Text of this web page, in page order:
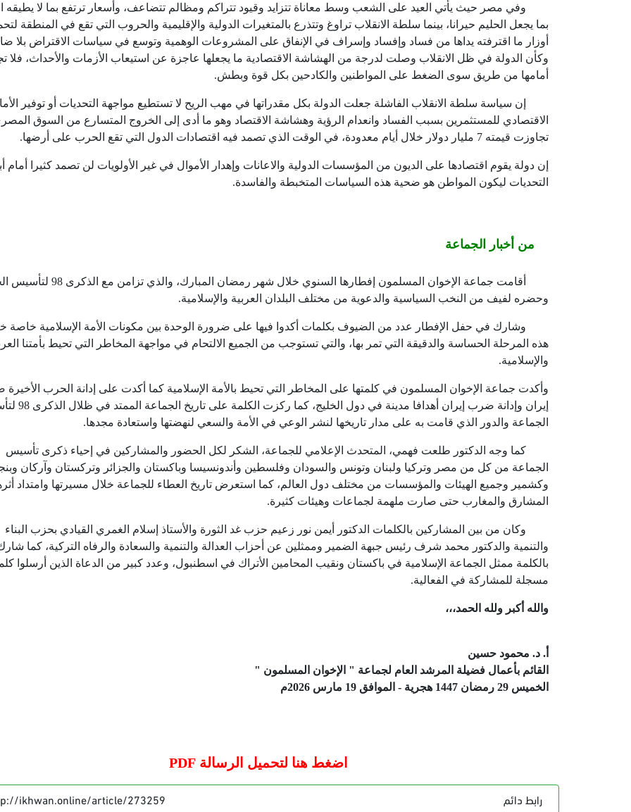
وفي مصر حيث يأتي العيد على الشعب وسط معاناة تتزايد وقيود تتراكم ومظالم تتضاعف، وأسعار ترتفع بما لا يطيقه
بما يجعل الحليم حيرانا، بينما سلطة الانقلاب تراوغ وتتذرع بالمتغيرات الدولية والإقليمية والحروب التي تقع في المنطقة
أوزار ما اقترفته يداها من فساد وإفساد وإسراف في الإنفاق على المشروعات الوهمية وتوسع في سياسات الاقتراض بلا
وكأن الدولة في ظل الانقلاب وصلت لدرجة من الهشاشة الاقتصادية ما يجعلها عاجزة عن استيعاب الأزمات والأحداث، فلا
أمامها من طريق سوى الضغط على المواطنين والكادحين بكل قوة وبطش.
إن سياسة سلطة الانقلاب الفاشلة جعلت الدولة بكل مقدراتها في مهب الريح لا تستطيع مواجهة التحديات أو توفير
الاقتصادي للمستثمرين بسبب الفساد وانعدام الرؤية وهشاشة الاقتصاد وهو ما أدى إلى الخروج المتسارع من السوق
تجاوزت قيمته 7 مليار دولار خلال أيام معدودة، في الوقت الذي تصمد فيه اقتصادات الدول التي تقع الحرب على أرضها.
إن دولة يقوم اقتصادها على الديون من المؤسسات الدولية والاعانات وإهدار الأموال في غير الأولويات لن تصمد كثيرا أمام
التحديات ليكون المواطن هو ضحية هذه السياسات المتخبطة والفاسدة.
من أخبار الجماعة
أقامت جماعة الإخوان المسلمون إفطارها السنوي خلال شهر رمضان المبارك، والذي تزامن مع الذكرى 98 لتأسيس
وحضره لفيف من النخب السياسية والدعوية من مختلف البلدان العربية والإسلامية.
وشارك في حفل الإفطار عدد من الضيوف بكلمات أكدوا فيها على ضرورة الوحدة بين مكونات الأمة الإسلامية خاصة
هذه المرحلة الحساسة والدقيقة التي تمر بها، والتي تستوجب من الجميع الالتحام في مواجهة المخاطر التي تحيط بأمتنا
والإسلامية.
وأكدت جماعة الإخوان المسلمون في كلمتها على المخاطر التي تحيط بالأمة الإسلامية كما أكدت على إدانة الحرب الأخيرة
إيران وإدانة ضرب إيران أهدافا مدينة في دول الخليج، كما ركزت الكلمة على تاريخ الجماعة الممتد في ظلال الذكرى 98
الجماعة والدور الذي قامت به على مدار تاريخها لنشر الوعي في الأمة والسعي لنهضتها واستعادة مجدها.
كما وجه الدكتور طلعت فهمي، المتحدث الإعلامي للجماعة، الشكر لكل الحضور والمشاركين في إحياء ذكرى تأسيس
الجماعة من كل من مصر وتركيا ولبنان وتونس والسودان وفلسطين وأندونسيسا وباكستان والجزائر وتركستان وآركان
وكشمير وجميع الهيئات والمؤسسات من مختلف دول العالم، كما استعرض تاريخ العطاء للجماعة خلال مسيرتها وامتداد
المشارق والمغارب حتى صارت ملهمة لجماعات وهيئات كثيرة.
وكان من بين المشاركين بالكلمات الدكتور أيمن نور زعيم حزب غد الثورة والأستاذ إسلام الغمري القيادي بحزب البناء
والتنمية والدكتور محمد شرف رئيس جبهة الضمير وممثلين عن أحزاب العدالة والتنمية والسعادة والرفاه التركية، كما
بالكلمة ممثل الجماعة الإسلامية في باكستان ونقيب المحامين الأتراك في اسطنبول، وعدد كبير من الدعاة الذين أرسلوا
مسجلة للمشاركة في الفعالية.
والله أكبر ولله الحمد،،،
أ. د. محمود حسين
القائم بأعمال فضيلة المرشد العام لجماعة " الإخوان المسلمون "
الخميس 29 رمضان 1447 هجرية - الموافق 19 مارس 2026م
اضغط هنا لتحميل الرسالة PDF
رابط دائم ikhwan.online/article/273259